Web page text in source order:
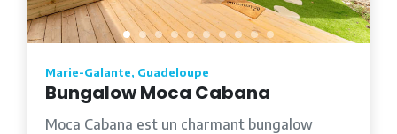
Marie-Galante, Guadeloupe
Bungalow Moca Cabana
Moca Cabana est un charmant bungalow